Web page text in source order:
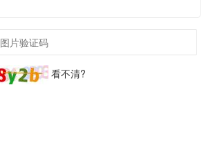
看不清?